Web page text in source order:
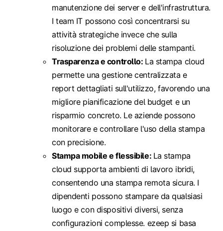
manutenzione dei server e dell'infrastruttura.
I team IT possono così concentrarsi su
attività strategiche invece che sulla
risoluzione dei problemi delle stampanti.
Trasparenza e controllo: La stampa cloud
permette una gestione centralizzata e
report dettagliati sull'utilizzo, favorendo una
migliore pianificazione del budget e un
risparmio concreto. Le aziende possono
monitorare e controllare l'uso della stampa
con precisione.
Stampa mobile e flessibile: La stampa
cloud supporta ambienti di lavoro ibridi,
consentendo una stampa remota sicura. I
dipendenti possono stampare da qualsiasi
luogo e con dispositivi diversi, senza
configurazioni complesse. ezeep si basa